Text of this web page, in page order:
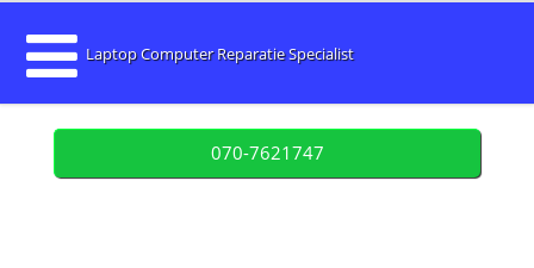
Laptop Computer Reparatie Specialist
070-7621747